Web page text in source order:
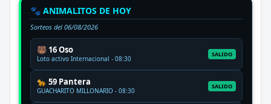
🐾 ANIMALITOS DE HOY
Sorteos del 06/08/2026
🐻 16 Oso
Loto activo Internacional - 08:30
SALIDO
🐆 59 Pantera
GUACHARITO MILLONARIO - 08:30
SALIDO